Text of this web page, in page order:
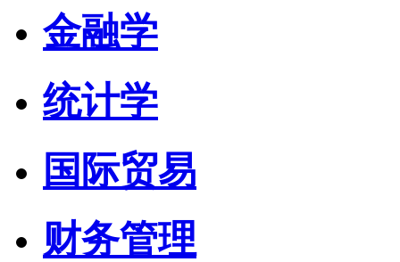
金融学
统计学
国际贸易
财务管理